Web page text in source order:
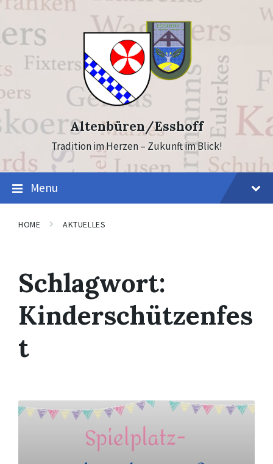
Skip
content
Skip
footer
Altenbüren/Esshoff
Tradition im Herzen – Zukunft im Blick!
Menu
HOME AKTUELLES
Schlagwort:
Kinderschützenfes
t
Mehr
erfahren